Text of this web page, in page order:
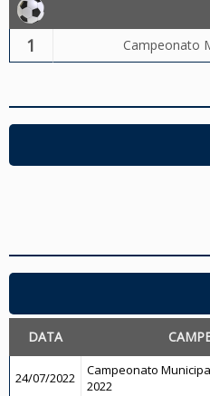
1 Campeonato
DATA
24/07/2022
Campeonato
2022